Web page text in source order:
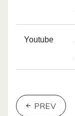
Youtube
PREV